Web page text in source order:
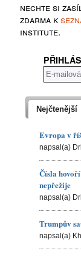
nechte si
zdarma k
institute.
Nejčtenější
Evropa v
napsal(a)
Čísla
nepřežije
napsal(a)
Trumpův
napsal(a)